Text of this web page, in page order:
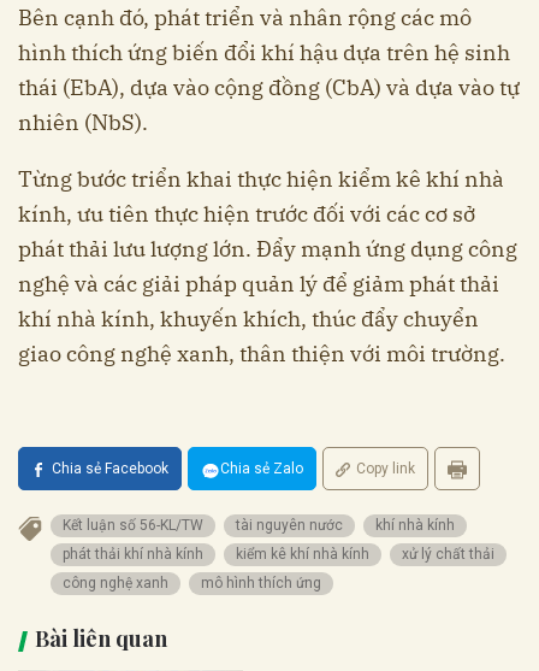
Bên cạnh đó, phát triển và nhân rộng các mô
hình thích ứng biến đổi khí hậu dựa trên hệ sinh
thái (EbA), dựa vào cộng đồng (CbA) và dựa vào tự
nhiên (NbS).
Từng bước triển khai thực hiện kiểm kê khí nhà
kính, ưu tiên thực hiện trước đối với các cơ sở
phát thải lưu lượng lớn. Đẩy mạnh ứng dụng công
nghệ và các giải pháp quản lý để giảm phát thải
khí nhà kính, khuyến khích, thúc đẩy chuyển
giao công nghệ xanh, thân thiện với môi trường.
Chia sẻ Facebook Chia sẻ Zalo Copy link
Kết luận số 56-KL/TW tài nguyên nước
khí nhà kính
phát thải khí nhà kính
kiểm kê khí nhà kính
xử lý chất thải
công nghệ xanh
mô hình thích ứng
Bài liên quan